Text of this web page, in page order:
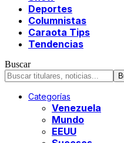
Deportes
Columnistas
Caraota Tips
Tendencias
Buscar
Categorías
Venezuela
Mundo
EEUU